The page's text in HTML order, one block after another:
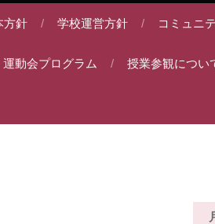
方針 学校運営方針 コミュニ
運動会プログラム 授業参観につい